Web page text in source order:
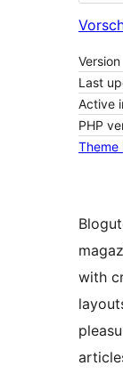
Version
Last
Active
PHP
Theme
with